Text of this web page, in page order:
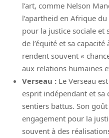
l’art, comme Nelson
l’apartheid en Afrique
pour la justice sociale et
de l’équité et sa
rendent souvent «
aux relations humaines
Verseau : Le Verseau
esprit indépendant et sa
sentiers battus. Son
engagement pour la
souvent à des